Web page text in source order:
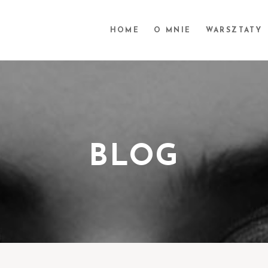
HOME O MNIE WARSZTATY
BLOG